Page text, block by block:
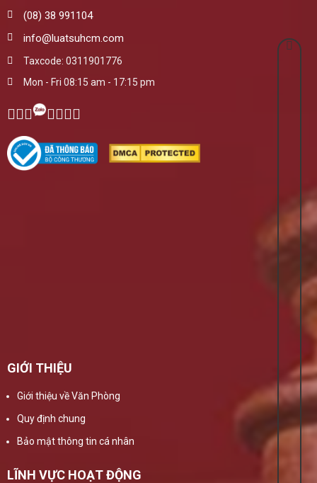
(08) 38 991104
info@luatsuhcm.com
Taxcode: 0311901776
Mon - Fri 08:15 am - 17:15 pm
GIỚI THIỆU
Giới thiệu về Văn Phòng
Quy định chung
Bảo mật thông tin cá nhân
LĨNH VỰC HOẠT ĐỘNG